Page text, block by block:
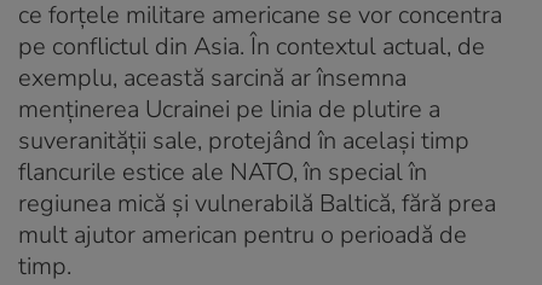
ce forțele militare americane se vor concentra
pe conflictul din Asia. În contextul actual, de
exemplu, această sarcină ar însemna
menținerea Ucrainei pe linia de plutire a
suveranității sale, protejând în același timp
flancurile estice ale NATO, în special în
regiunea mică și vulnerabilă Baltică, fără prea
mult ajutor american pentru o perioadă de
timp.